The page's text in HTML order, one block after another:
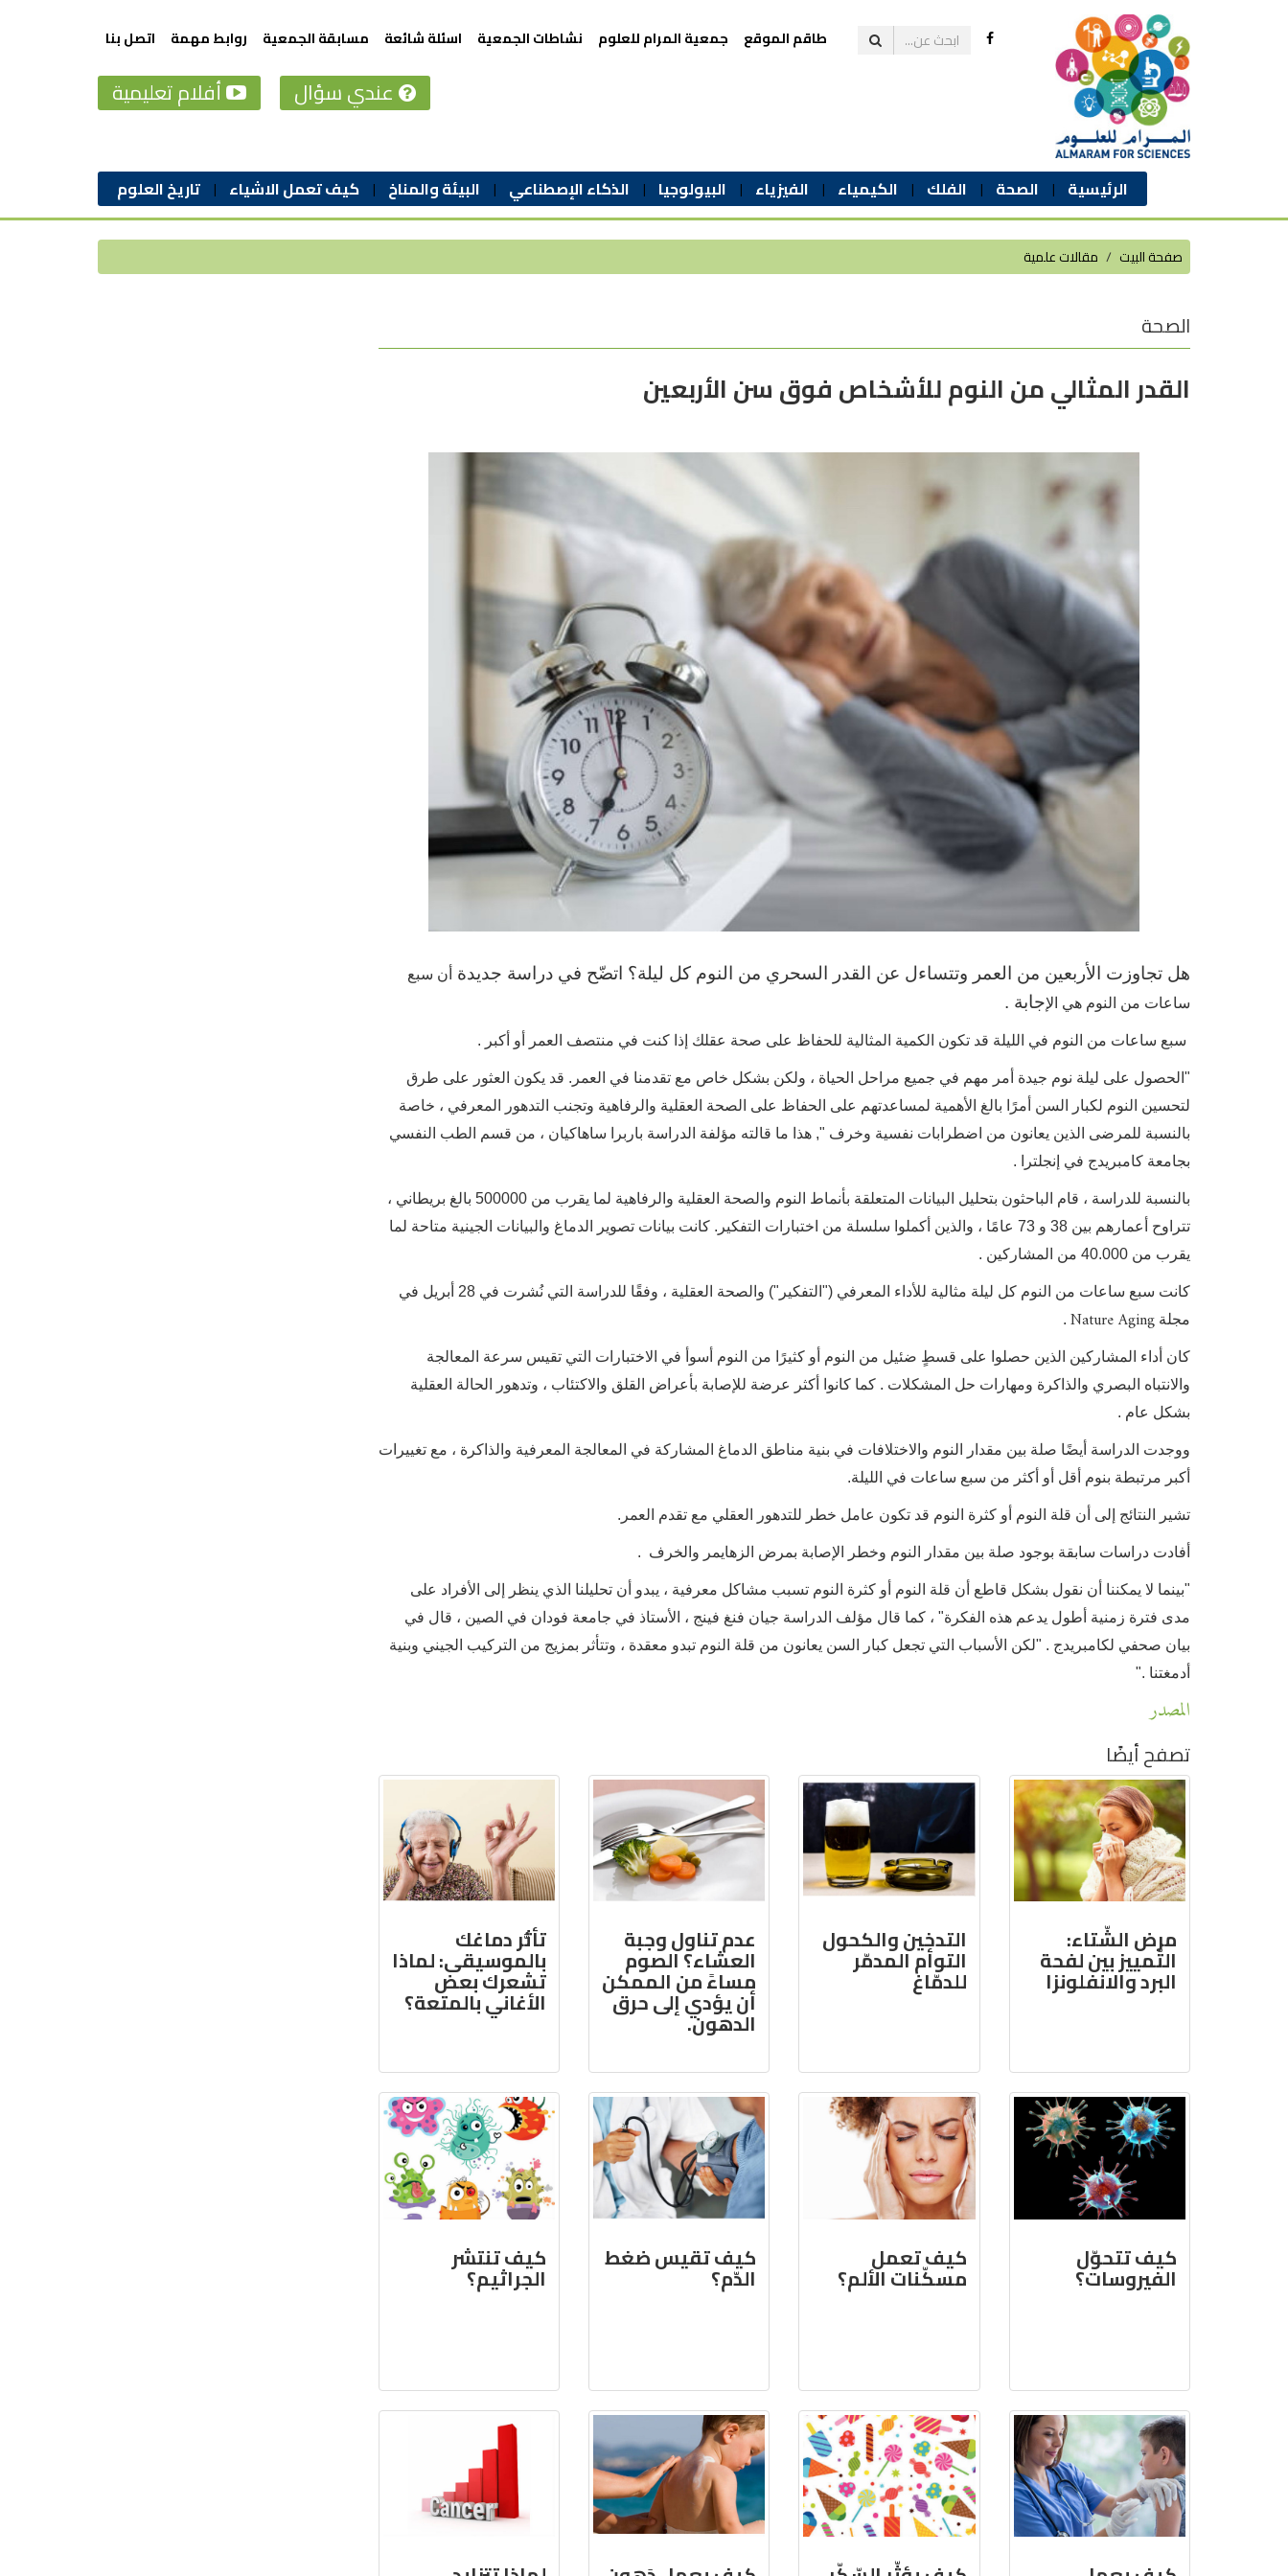
الرئيسية الصحة الفلك الكيمياء الفيزياء البيولوجيا الذكاء الإصطناعي البيئة والمناخ كيف تعمل الاشياء تاريخ العلوم
أفلام تعليمية عندي سؤال
طاقم الموقع جمعية المرام للعلوم نشاطات الجمعية اسئلة شائعة مسابقة الجمعية روابط مهمة اتصل بنا
صفحة البيت مقالات علمية
الصحة
القدر المثالي من النوم للأشخاص فوق سن الأربعين
هل تجاوزت الأربعين من العمر وتتساءل عن القدر السحري من النوم كل ليلة؟ اتضّح في دراسة جديدة
أن سبع
ساعات من النوم هي الإجابة .
سبع ساعات من النوم في الليلة قد تكون الكمية المثالية للحفاظ على صحة عقلك إذا كنت في منتصف العمر أو أكبر .
"الحصول على ليلة نوم جيدة أمر مهم في جميع مراحل الحياة ، ولكن بشكل خاص مع تقدمنا ​​في العمر. قد يكون العثور على طرق
لتحسين النوم لكبار السن أمرًا بالغ الأهمية لمساعدتهم على الحفاظ على الصحة العقلية والرفاهية وتجنب التدهور المعرفي ، خاصة
بالنسبة للمرضى الذين يعانون من اضطرابات نفسية وخرف ", هذا ما قالته مؤلفة الدراسة باربرا ساهاكيان ، من قسم الطب النفسي
بجامعة كامبريدج في إنجلترا .
بالنسبة للدراسة ، قام الباحثون بتحليل البيانات المتعلقة بأنماط النوم والصحة العقلية والرفاهية لما يقرب من 500000 بالغ بريطاني ،
تتراوح أعمارهم بين 38 و 73 عامًا ، والذين أكملوا سلسلة من اختبارات التفكير. كانت بيانات تصوير الدماغ والبيانات الجينية متاحة لما
يقرب من 40.000 من المشاركين .
كانت سبع ساعات من النوم كل ليلة مثالية للأداء المعرفي ("التفكير") والصحة العقلية ، وفقًا للدراسة التي نُشرت في 28 أبريل في
مجلة Nature Aging
.
كان أداء المشاركين الذين حصلوا على قسطٍ ضئيل من النوم أو كثيرًا من النوم أسوأ في الاختبارات التي تقيس سرعة المعالجة
والانتباه البصري والذاكرة ومهارات حل المشكلات . كما كانوا أكثر عرضة للإصابة بأعراض القلق والاكتئاب ، وتدهور الحالة العقلية
بشكل عام .
ووجدت الدراسة أيضًا صلة بين مقدار النوم والاختلافات في بنية مناطق الدماغ المشاركة في المعالجة المعرفية والذاكرة ، مع تغييرات
أكبر مرتبطة بنوم أقل أو أكثر من سبع ساعات في الليلة.
تشير النتائج إلى أن قلة النوم أو كثرة النوم قد تكون عامل خطر للتدهور العقلي مع تقدم العمر.
أفادت دراسات سابقة بوجود صلة بين مقدار النوم وخطر الإصابة بمرض الزهايمر والخرف .
"بينما لا يمكننا أن نقول بشكل قاطع أن قلة النوم أو كثرة النوم تسبب مشاكل معرفية ، يبدو أن تحليلنا الذي ينظر إلى الأفراد على
مدى فترة زمنية أطول يدعم هذه الفكرة" ، كما قال مؤلف الدراسة جيان فنغ فينج ، الأستاذ في جامعة فودان في الصين ، قال في
بيان صحفي لكامبريدج . "لكن الأسباب التي تجعل كبار السن يعانون من قلة النوم تبدو معقدة ، وتتأثر بمزيج من التركيب الجيني وبنية
أدمغتنا ."
المصدر
تصفح أيضًا
مرض الشّتاء:
التّمييز بين لفحة
البرد والانفلونزا
التدخين والكحول
التوأم المدمّر
للدمّاغ
عدم تناول وجبة
العشاء؟ الصوم
مساءً من الممكن
أن يؤدي إلى حرق
الدهون.
تأثُّر دماغك
بالموسيقى: لماذا
تشعرك بعض
الأغاني بالمتعة؟
كيف تتحوّل
الفيروسات؟
كيف تعمل
مسكّنات الألم؟
كيف تقيس ضغط
الدّم؟
كيف تنتشر
الجراثيم؟